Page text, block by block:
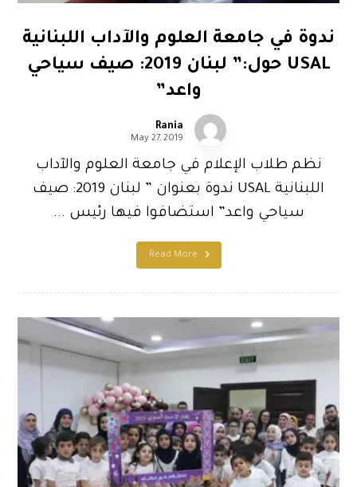
ندوة في جامعة العلوم والآداب اللبنانية
USAL حول:” لبنان 2019: صيف سياحي
واعد”
Rania
May 27, 2019
نظم طلاب الإعلام في جامعة العلوم والآداب
اللبنانية USAL ندوة بعنوان ” لبنان 2019: صيف
سياحي واعد” استضافوا فيها رئيس ...
Read More